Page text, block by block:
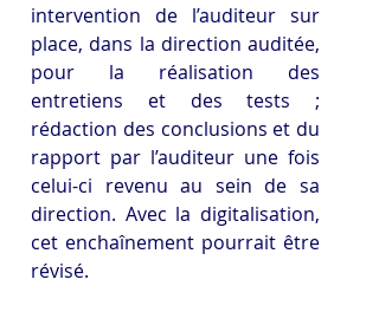
intervention de l’auditeur sur
place, dans la direction auditée,
pour la réalisation des
entretiens et des tests ;
rédaction des conclusions et du
rapport par l’auditeur une fois
celui-ci revenu au sein de sa
direction. Avec la digitalisation,
cet enchaînement pourrait être
révisé.